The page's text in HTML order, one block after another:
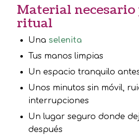
Material necesario
ritual
Una selenita
Tus manos limpias
Un espacio tranquilo
Unos minutos sin móvil,
interrupciones
Un lugar seguro donde
después